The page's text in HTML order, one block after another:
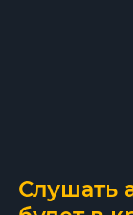
Слушать